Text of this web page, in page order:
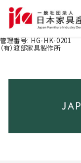
管理番号: HG-HK-0201
（有）渡部家具製作所